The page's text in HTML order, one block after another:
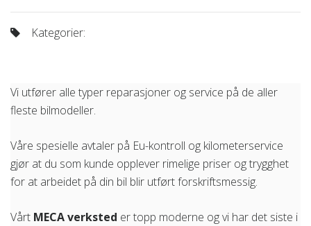
Kategorier:
Vi utfører alle typer reparasjoner og service på de aller
fleste bilmodeller.
Våre spesielle avtaler på Eu-kontroll og kilometerservice
gjør at du som kunde opplever rimelige priser og trygghet
for at arbeidet på din bil blir utført forskriftsmessig.
Vårt MECA verksted er topp moderne og vi har det siste i